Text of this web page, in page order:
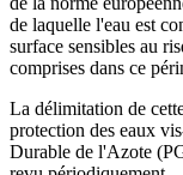
de laquelle l'eau est
surface sensibles au
comprises dans ce
La délimitation de
protection des eaux
Durable de l'Azote